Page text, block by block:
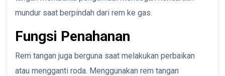
mundur saat berpindah dari rem ke gas.
Fungsi Penahanan
Rem tangan juga berguna saat melakukan perbaikan
atau mengganti roda. Menggunakan rem tangan